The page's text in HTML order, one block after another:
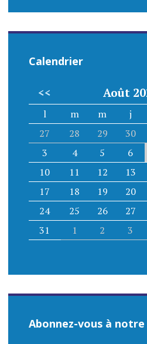
o
n
l
e
Calendrier
<< Août
l m m j
27
28 29 30
3
4 5 6
10
11 12 13
17
18 19 20
24
25 26 27
31
1 2 3
Abonnez-vous à